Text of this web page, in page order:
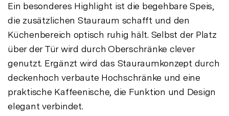
Ein besonderes Highlight ist die begehbare Speis,
die zusätzlichen Stauraum schafft und den
Küchenbereich optisch ruhig hält. Selbst der Platz
über der Tür wird durch Oberschränke clever
genutzt. Ergänzt wird das Stauraumkonzept durch
deckenhoch verbaute Hochschränke und eine
praktische Kaffeenische, die Funktion und Design
elegant verbindet.